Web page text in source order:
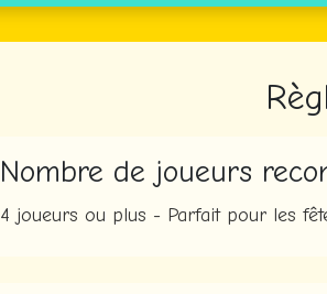
Nombre de joueurs
4 joueurs ou plus - Parfait pour les